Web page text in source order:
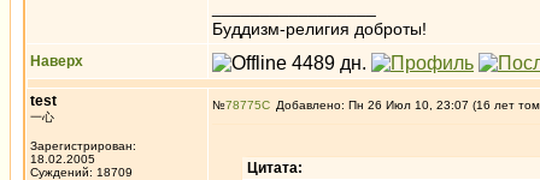
Буддизм-религия доброты!
Наверх
test
一心
Зарегистрирован:
18.02.2005
Суждений: 18709
№78775 Добавлено: Пн 26 Июл 10, 23:07 (16 лет
Цитата: